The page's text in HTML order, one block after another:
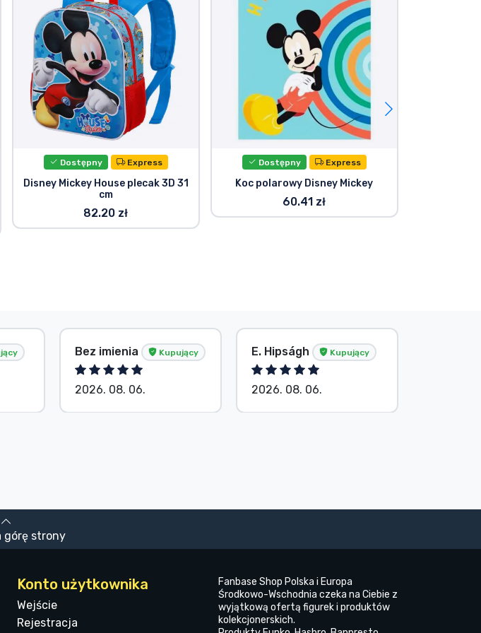
Dostępny Express
Disney Mickey House plecak 3D 31
cm
82.20 zł
Dostępny Express
Koc polarowy Disney Mickey
60.41 zł
Bez imienia Kupujący
2026. 08. 06.
E. Hipságh Kupujący
2026. 08. 06.
górę strony
Konto użytkownika
Wejście
Rejestracja
Fanbase Shop Polska i Europa
Środkowo-Wschodnia czeka na Ciebie z
wyjątkową ofertą figurek i produktów
kolekcjonerskich.